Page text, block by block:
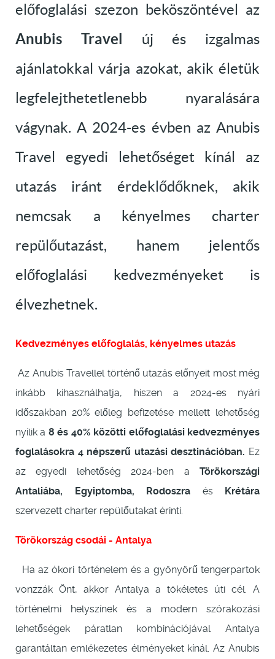
előfoglalási szezon beköszöntével az
Anubis Travel új és izgalmas
ajánlatokkal várja azokat, akik életük
legfelejthetetlenebb nyaralására
vágynak. A 2024-es évben az Anubis
Travel egyedi lehetőséget kínál az
utazás iránt érdeklődőknek, akik
nemcsak a kényelmes charter
repülőutazást, hanem jelentős
előfoglalási kedvezményeket is
élvezhetnek.
Kedvezményes előfoglalás, kényelmes utazás
Az Anubis Travellel történő utazás előnyeit most még
inkább kihasználhatja, hiszen a 2024-es nyári
időszakban 20% előleg befizetése mellett lehetőség
nyílik a 8 és 40% közötti előfoglalási kedvezményes
foglalásokra 4 népszerű utazási desztinációban. Ez
az egyedi lehetőség
2024-ben aTörökországi
Antaliába, Egyiptomba, Rodoszra ésKrétára
szervezett charter repülőutakat érinti.
Törökország csodái - Antalya
Ha az ókori történelem és a gyönyörű tengerpartok
vonzzák Önt, akkor Antalya a tökéletes úti cél. A
történelmi helyszínek és a modern szórakozási
lehetőségek páratlan kombinációjával Antalya
garantáltan emlékezetes élményeket kínál. Az Anubis